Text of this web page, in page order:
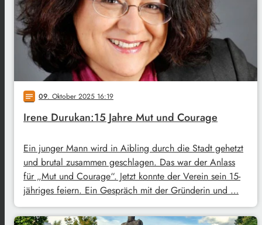
notes 09. Oktober 2025 16:19
Irene Durukan:15 Jahre Mut und Courage
Ein junger Mann wird in Aibling durch die Stadt gehetzt
und brutal zusammen geschlagen. Das war der Anlass
für „Mut und Courage“. Jetzt konnte der Verein sein 15-
jähriges feiern. Ein Gespräch mit der Gründerin und …